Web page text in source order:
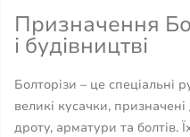
Призначення
і будівництві
Болторізи – це спеціальні
великі кусачки,
дроту, арматури та болтів.